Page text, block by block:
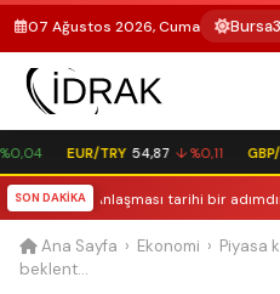
07 Ağustos 2026, Cuma Bursa
EUR/TRY 54,87 ↓ %0,11 GBP/
SON DAKİKAAnlaşması tarihi bir adımdır
Ana Sayfa › Ekonomi › Piyasa
beklent...